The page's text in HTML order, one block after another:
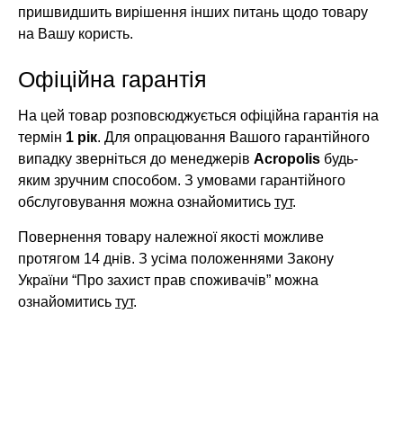
пришвидшить вирішення інших питань щодо товару
на Вашу користь.
Офіційна гарантія
На цей товар розповсюджується офіційна гарантія на
термін 1 рік. Для опрацювання Вашого гарантійного
випадку зверніться до менеджерів Acropolis будь-
яким зручним способом. З умовами гарантійного
обслуговування можна ознайомитись тут.
Повернення товару належної якості можливе
протягом 14 днів. З усіма положеннями Закону
України “Про захист прав споживачів” можна
ознайомитись тут.